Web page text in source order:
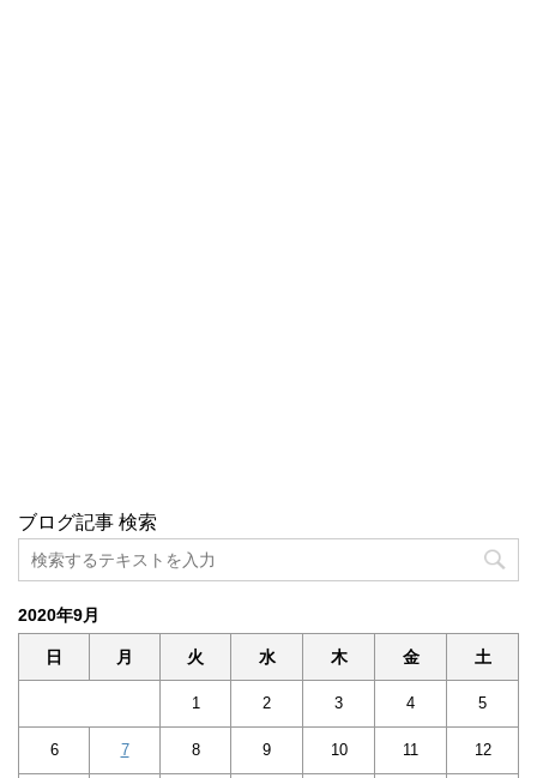
ブログ記事 検索
2020年9月
日 月 火 水 木 金 土
1 2 3 4 5
6 7 8 9 10 11 12